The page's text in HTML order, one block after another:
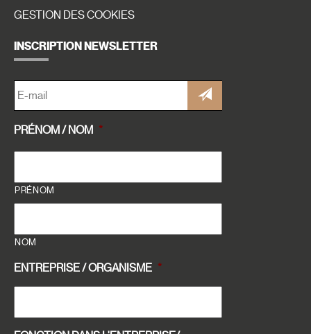
GESTION DES COOKIES
INSCRIPTION NEWSLETTER
E-
MAIL *
PRÉNOM / NOM *
PRÉNOM
NOM
ENTREPRISE / ORGANISME *